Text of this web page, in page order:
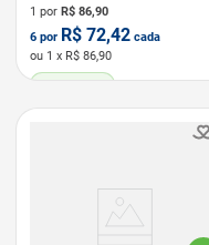
1 por R$ 86,90
6 por R$ 72,42 cada
ou 1 x R$ 86,90